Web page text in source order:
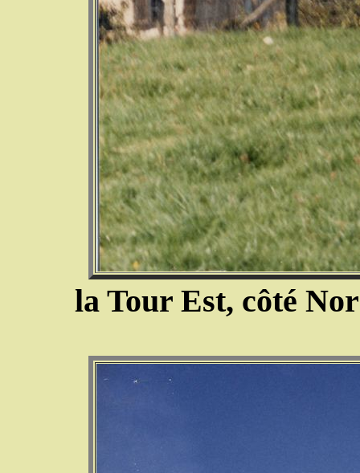
la Tour Est, côté